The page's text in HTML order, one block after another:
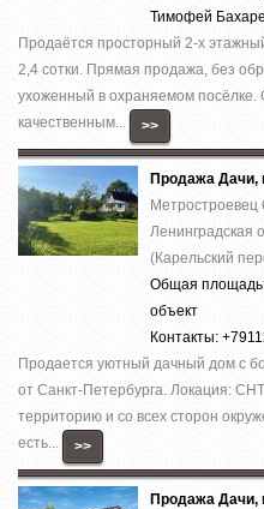
Тимофей
Продаётся просторный 2-х
2,4 сотки. Прямая продажа, без
ухоженный в охраняемом посёлке.
качественным...
>>
Продажа Дачи,
Ленинградская
(Карельский
Общая
объект
Контакты:
Продается уютный дачный дом с
от Санкт-Петербурга. Локация:
территорию и со всех сторон
есть...
>>
Продажа Дачи,